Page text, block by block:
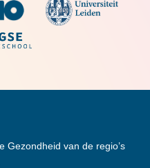
Gezondheid van de regio’s